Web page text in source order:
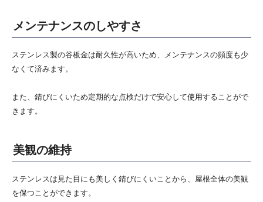
メンテナンスのしやすさ
ステンレス製の谷板金は耐久性が高いため、メンテナンスの頻度も少
なくて済みます。
また、錆びにくいため定期的な点検だけで安心して使用することがで
きます。
美観の維持
ステンレスは見た目にも美しく錆びにくいことから、屋根全体の美観
を保つことができます。